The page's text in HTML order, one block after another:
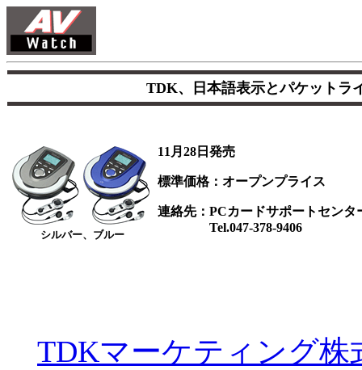
TDK、日本語表示とパケットラ
シルバー、ブルー
11月28日発売
標準価格：オープンプライス
連絡先：PCカードサポートセンタ
Tel.047-378-9406
TDKマーケティング株